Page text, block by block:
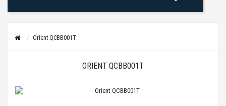
Orient QCBB001T
ORIENT QCBB001T